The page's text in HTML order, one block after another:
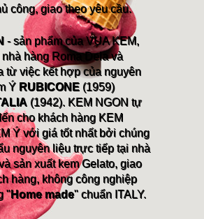
công, giao theo yêu cầu.
- sản phẩm của VUA KEM,
hàng Roma Dela và
từ việc kết hợp của nguyên
Ý RUBICONE (1959)
(1942). KEM NGON tự
cho khách hàng KEM
Ý với giá tốt nhất bởi chúng
nguyên liệu trực tiếp tại nhà
sản xuất kem Gelato, giao
hàng, không công nghiệp
"Home made" chuẩn ITALY.